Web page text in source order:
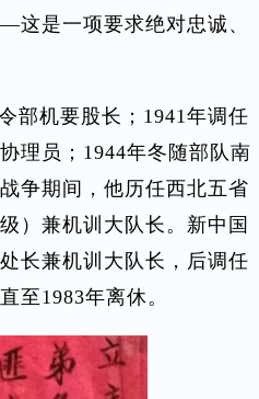
是一项要求绝对忠诚、
部机要股长；1941年调任
理员；1944年冬随部队南
争期间，他历任西北五省
）兼机训大队长。新中国
长兼机训大队长，后调任
至1983年离休。